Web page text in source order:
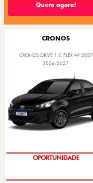
Quero agora!
CRONOS
CRONOS DRIVE 1.0 FLEX 4P 2027
2026/2027
OPORTUNIDADE